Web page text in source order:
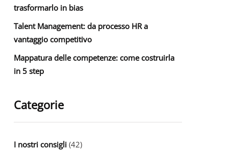
trasformarlo in bias
Talent Management: da processo HR a
vantaggio competitivo
Mappatura delle competenze: come costruirla
in 5 step
Categorie
I nostri consigli (42)